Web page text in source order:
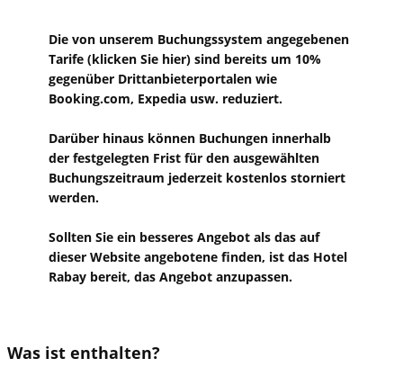
​​Die von unserem Buchungssystem angegebenen
Tarife (klicken Sie hier) sind bereits um 10%
gegenüber Drittanbieterportalen wie
Booking.com, Expedia usw. reduziert.
Darüber hinaus können Buchungen innerhalb
der festgelegten Frist für den ausgewählten
Buchungszeitraum jederzeit kostenlos storniert
werden.
Sollten Sie ein besseres Angebot als das auf
dieser Website angebotene finden, ist das Hotel
Rabay bereit, das Angebot anzupassen.
​Was ist enthalten?